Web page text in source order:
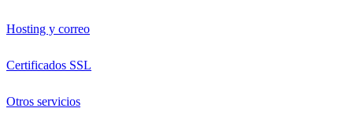
Hosting y correo
Certificados SSL
Otros servicios